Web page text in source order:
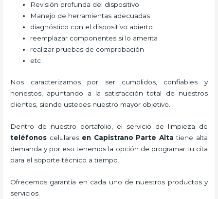
Revisión profunda del dispositivo
Manejo de herramientas adecuadas
diagnóstico con el dispositivo abierto
reemplazar componentes si lo amerita
realizar pruebas de comprobación
etc
Nos caracterizamos por ser cumplidos, confiables y
honestos, apuntando a la satisfacción total de nuestros
clientes, siendo ustedes nuestro mayor objetivo.
Dentro de nuestro portafolio, el servicio de limpieza de
teléfonos celularesen Capistrano Parte Alta tiene alta
demanda y por eso tenemos la opción de programar tu cita
para el soporte técnico a tiempo.
Ofrecemos garantía en cada uno de nuestros productos y
servicios.